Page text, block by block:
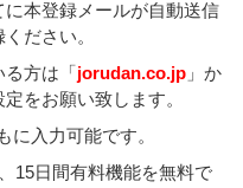
本登録メールが自動送信
ださい。
方は「 jorudan.co.jp 」か
をお願い致します。
に入力可能です。
15日間有料機能を無料で